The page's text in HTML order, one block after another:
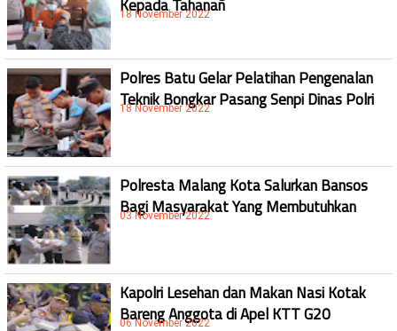
18 November 2022
Polres Batu Gelar Pelatihan Pengenalan
Teknik Bongkar Pasang Senpi Dinas Polri
18 November 2022
Polresta Malang Kota Salurkan Bansos
Bagi Masyarakat Yang Membutuhkan
03 November 2022
Kapolri Lesehan dan Makan Nasi Kotak
Bareng Anggota di Apel KTT G20
06 November 2022